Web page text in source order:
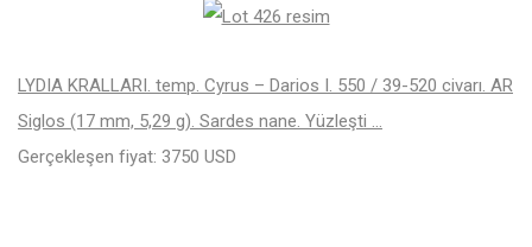
LYDIA KRALLARI. temp. Cyrus – Darios I. 550 / 39-520 civarı. AR
Siglos (17 mm, 5,29 g). Sardes nane. Yüzleşti …
Gerçekleşen fiyat: 3750 USD